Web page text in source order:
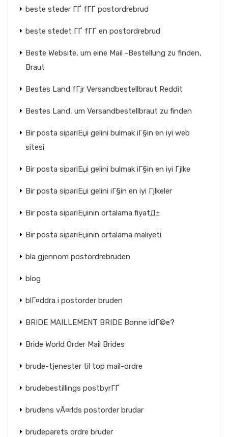
beste steder ГҐ fГҐ postordrebrud
beste stedet ГҐ fГҐ en postordrebrud
Beste Website, um eine Mail -Bestellung zu finden,
Braut
Bestes Land fГјr Versandbestellbraut Reddit
Bestes Land, um Versandbestellbraut zu finden
Bir posta sipariЕџi gelini bulmak iГ§in en iyi web
sitesi
Bir posta sipariЕџi gelini bulmak iГ§in en iyi Гјlke
Bir posta sipariЕџi gelini iГ§in en iyi Гјlkeler
Bir posta sipariЕџinin ortalama fiyatД±
Bir posta sipariЕџinin ortalama maliyeti
bla gjennom postordrebruden
blog
blГ¤ddra i postorder bruden
BRIDE MAILLEMENT BRIDE Bonne idГ©e?
Bride World Order Mail Brides
brude-tjenester til top mail-ordre
brudebestillings postbyrГҐ
brudens vÃ¤rlds postorder brudar
brudeparets ordre bruder